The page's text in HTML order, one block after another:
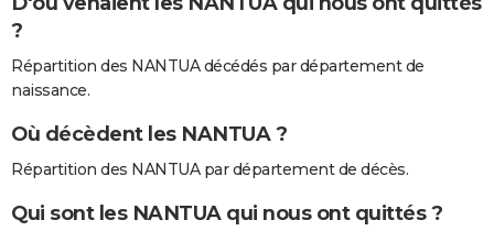
?
Répartition des NANTUA décédés par département de
naissance.
Où décèdent les NANTUA ?
Répartition des NANTUA par département de décès.
Qui sont les NANTUA qui nous ont quittés ?